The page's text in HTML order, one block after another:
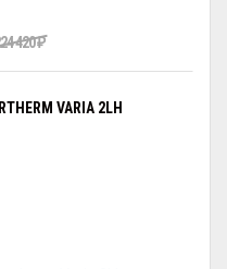
420₽
VARIA 2LH